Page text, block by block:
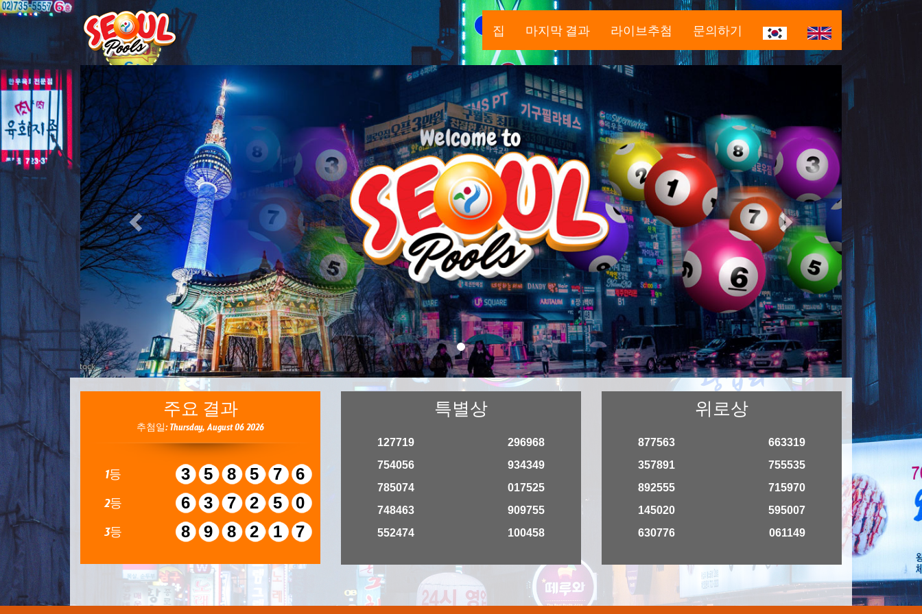
집 마지막 결과 라이브추첨 문의하기
Previous
주요 결과
추첨일: Thursday, August 06 2026
1등 358576
2등 637250
3등 898217
특별상
127719
754056
785074
748463
552474
296968
934349
017525
909755
100458
위로상
877563
357891
892555
145020
630776
663319
755535
715970
595007
061149